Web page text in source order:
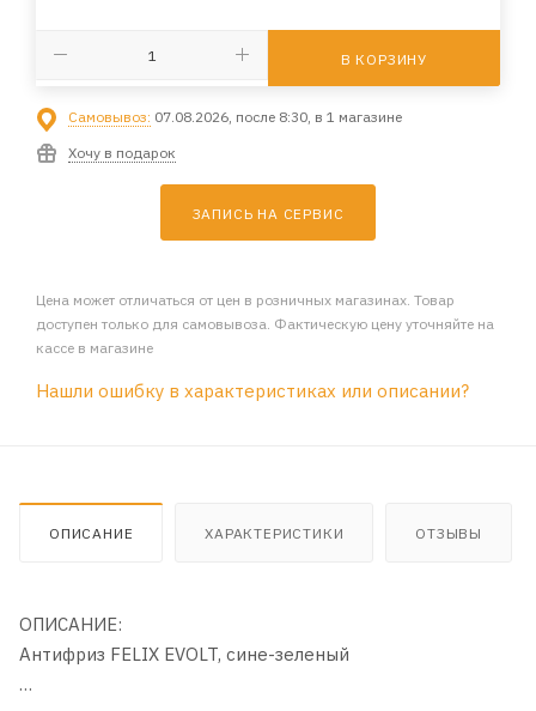
В КОРЗИНУ
Самовывоз: 07.08.2026, после 8:30, в 1 магазине
Хочу в подарок
ЗАПИСЬ НА СЕРВИС
Цена может отличаться от цен в розничных магазинах. Товар
доступен только для самовывоза. Фактическую цену уточняйте на
кассе в магазине
Нашли ошибку в характеристиках или описании?
ОПИСАНИЕ ХАРАКТЕРИСТИКИ ОТЗЫВЫ
ОПИСАНИЕ:
Антифриз FELIX EVOLT, сине-зеленый